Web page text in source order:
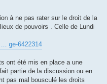
à ne pas rater sur le droit de la
de pouvoirs . Celle de Lundi
ge-6422314
ont été mis en place a une
partie de la discussion ou en
pas mal bousculé les droits